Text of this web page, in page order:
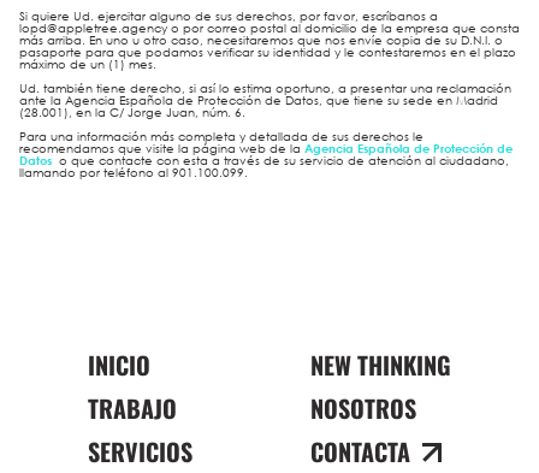
Si quiere Ud. ejercitar alguno de sus derechos, por favor, escríbanos a
lopd@appletree.agency o por correo postal al domicilio de la empresa que consta
más arriba. En uno u otro caso, necesitaremos que nos envíe copia de su D.N.I. o
pasaporte para que podamos verificar su identidad y le contestaremos en el plazo
máximo de un (1) mes.
Ud. también tiene derecho, si así lo estima oportuno, a presentar una reclamación
ante la Agencia Española de Protección de Datos, que tiene su sede en Madrid
(28.001), en la C/ Jorge Juan, núm. 6.
Para una información más completa y detallada de sus derechos le
recomendamos que visite la página web de la Agencia Española de Protección de
Datos o que contacte con esta a través de su servicio de atención al ciudadano,
llamando por teléfono al 901.100.099.
INICIO
TRABAJO
SERVICIOS
NEW THINKING
NOSOTROS
CONTACTA